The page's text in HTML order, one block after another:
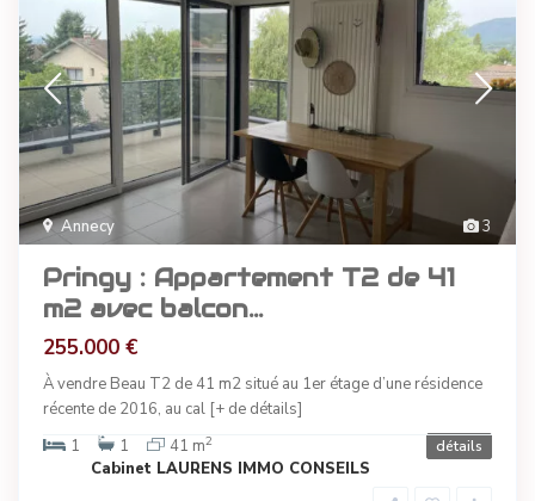
3
Annecy
Pringy : Appartement T2 de 41
m2 avec balcon...
255.000 €
À vendre Beau T2 de 41 m2 situé au 1er étage d’une résidence
récente de 2016, au cal [+ de détails]
1
1 41 m2 détails
Cabinet LAURENS IMMO CONSEILS